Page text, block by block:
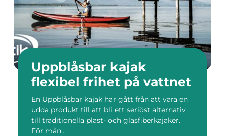
Uppblåsbar kajak
flexibel frihet på vattnet
En Uppblåsbar kajak har gått från att vara en
udda produkt till att bli ett seriöst alternativ
till traditionella plast- och glasfiberkajaker.
För mån...